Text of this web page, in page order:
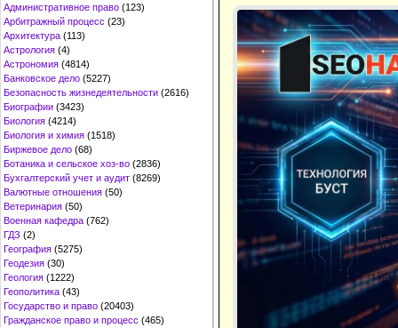
Административное право (123)
Арбитражный процесс (23)
Архитектура (113)
Астрология (4)
Астрономия (4814)
Банковское дело (5227)
Безопасность жизнедеятельности (2616)
Биографии (3423)
Биология (4214)
Биология и химия (1518)
Биржевое дело (68)
Ботаника и сельское хоз-во (2836)
Бухгалтерский учет и аудит (8269)
Валютные отношения (50)
Ветеринария (50)
Военная кафедра (762)
ГДЗ (2)
География (5275)
Геодезия (30)
Геология (1222)
Геополитика (43)
Государство и право (20403)
Гражданское право и процесс (465)